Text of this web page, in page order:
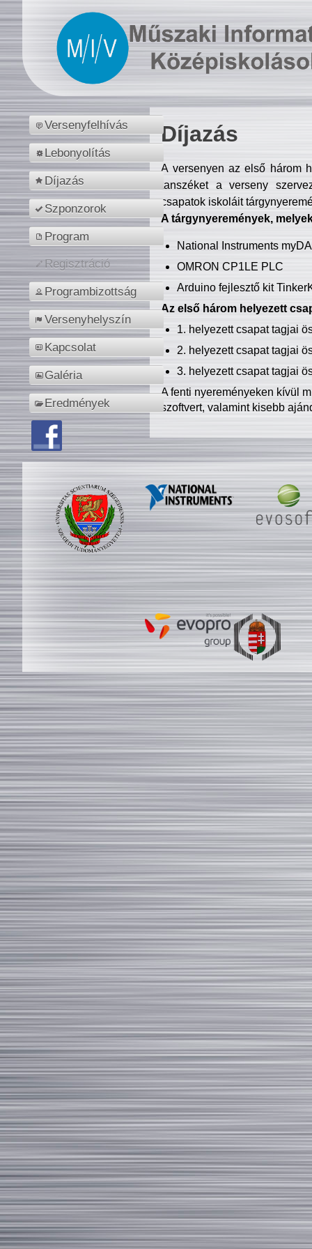
Versenyfelhívás
Lebonyolítás
Díjazás
Szponzorok
Program
Regisztráció
Programbizottság
Versenyhelyszín
Kapcsolat
Galéria
Eredmények
Díjazás
A versenyen az első három
tanszéket a verseny
csapatok iskoláit
A tárgynyeremények,
National Instruments
OMRON CP1LE PLC
Arduino fejlesztő kit
Az első három helyezett
1. helyezett csapat tagjai
2. helyezett csapat tagjai
3. helyezett csapat tagjai
A fenti nyereményeken kívül
szoftvert, valamint kisebb